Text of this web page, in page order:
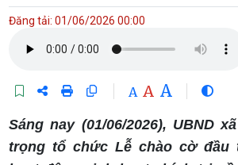
Đăng tải: 01/06/2026 00:00
A A A
​Sáng nay (01/06/2026), UBND
trọng tổ chức Lễ chào cờ đầu